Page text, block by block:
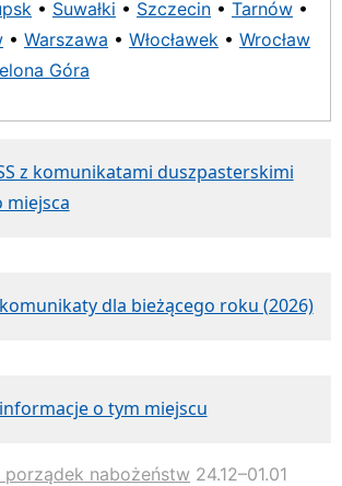
• Suwałki • Szczecin • Tarnów •
• Warszawa • Włocławek • Wrocław
Góra
z komunikatami duszpasterskimi
miejsca
dla bieżącego roku (2026)
informacje o tym miejscu
porządek nabożeństw 24.12–01.01